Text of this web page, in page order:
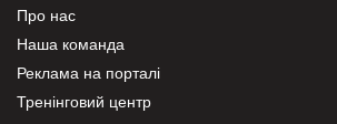
Про нас
Наша команда
Реклама на порталі
Тренінговий центр